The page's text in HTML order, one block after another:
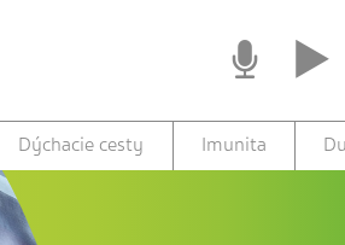
Dýchacie cesty Imunita